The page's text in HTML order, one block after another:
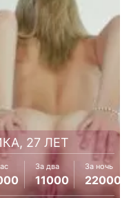
27 ЛЕТ
За два
11000
За ночь
22000